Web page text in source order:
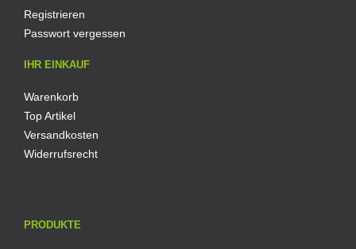
Registrieren
Passwort vergessen
IHR EINKAUF
Warenkorb
Top Artikel
Versandkosten
Widerrufsrecht
PRODUKTE